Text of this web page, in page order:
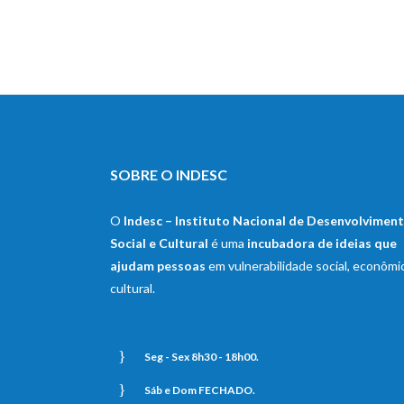
SOBRE O INDESC
O Indesc – Instituto Nacional de
Social e Cultural é uma incubadora de ideias que
ajudam pessoas em vulnerabilidade social,
cultural.
Seg - Sex 8h30 - 18h00.
Sáb e Dom FECHADO.